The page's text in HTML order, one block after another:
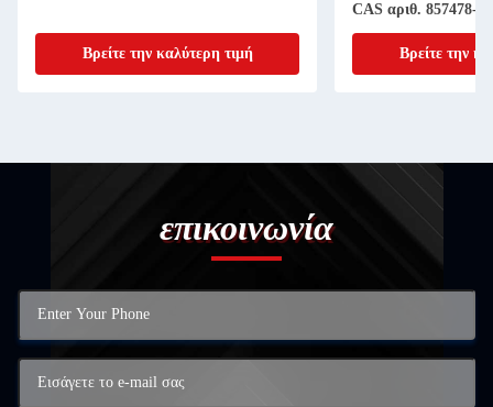
Βρείτε την καλύτερη τιμή
CAS αριθ. 857478-
Βρείτε την
επικοινωνία